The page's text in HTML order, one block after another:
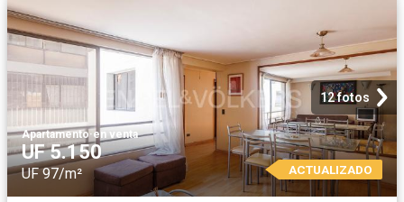
12 fotos
Apartamento·en venta
UF 5.150
UF 97/m² ACTUALIZADO